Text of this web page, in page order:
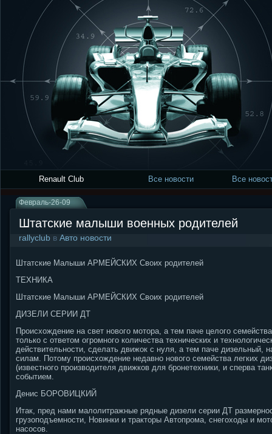
Renault Club Все новости Все
Февраль-26-09
Штатские малыши военных родителей
rallyclub в Авто новости
Штатские Малыши АРМЕЙСКИХ Своих родителей
ТЕХНИКА
Штатские Малыши АРМЕЙСКИХ Своих родителей
ДИЗЕЛИ СЕРИИ ДТ
Происхождение на свет нового мотора, а тем паче целого
только с ответом огромного количества технических и
действительности, сделать движок с нуля, а тем паче дизельный,
силам. Потому происхождение недавно нового семейства легких
(известного производителя движков для бронетехники, и сперва
событием.
Денис БОРОВИЦКИЙ
Итак, пред нами малолитражные рядные дизели серии ДТ
грузоподъемности, Новинки и тракторы Автопрома, снегоходы и
насосов.